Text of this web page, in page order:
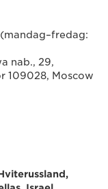
nab., 29,
109028, Moscow